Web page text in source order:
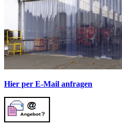
Hier per E-Mail anfragen